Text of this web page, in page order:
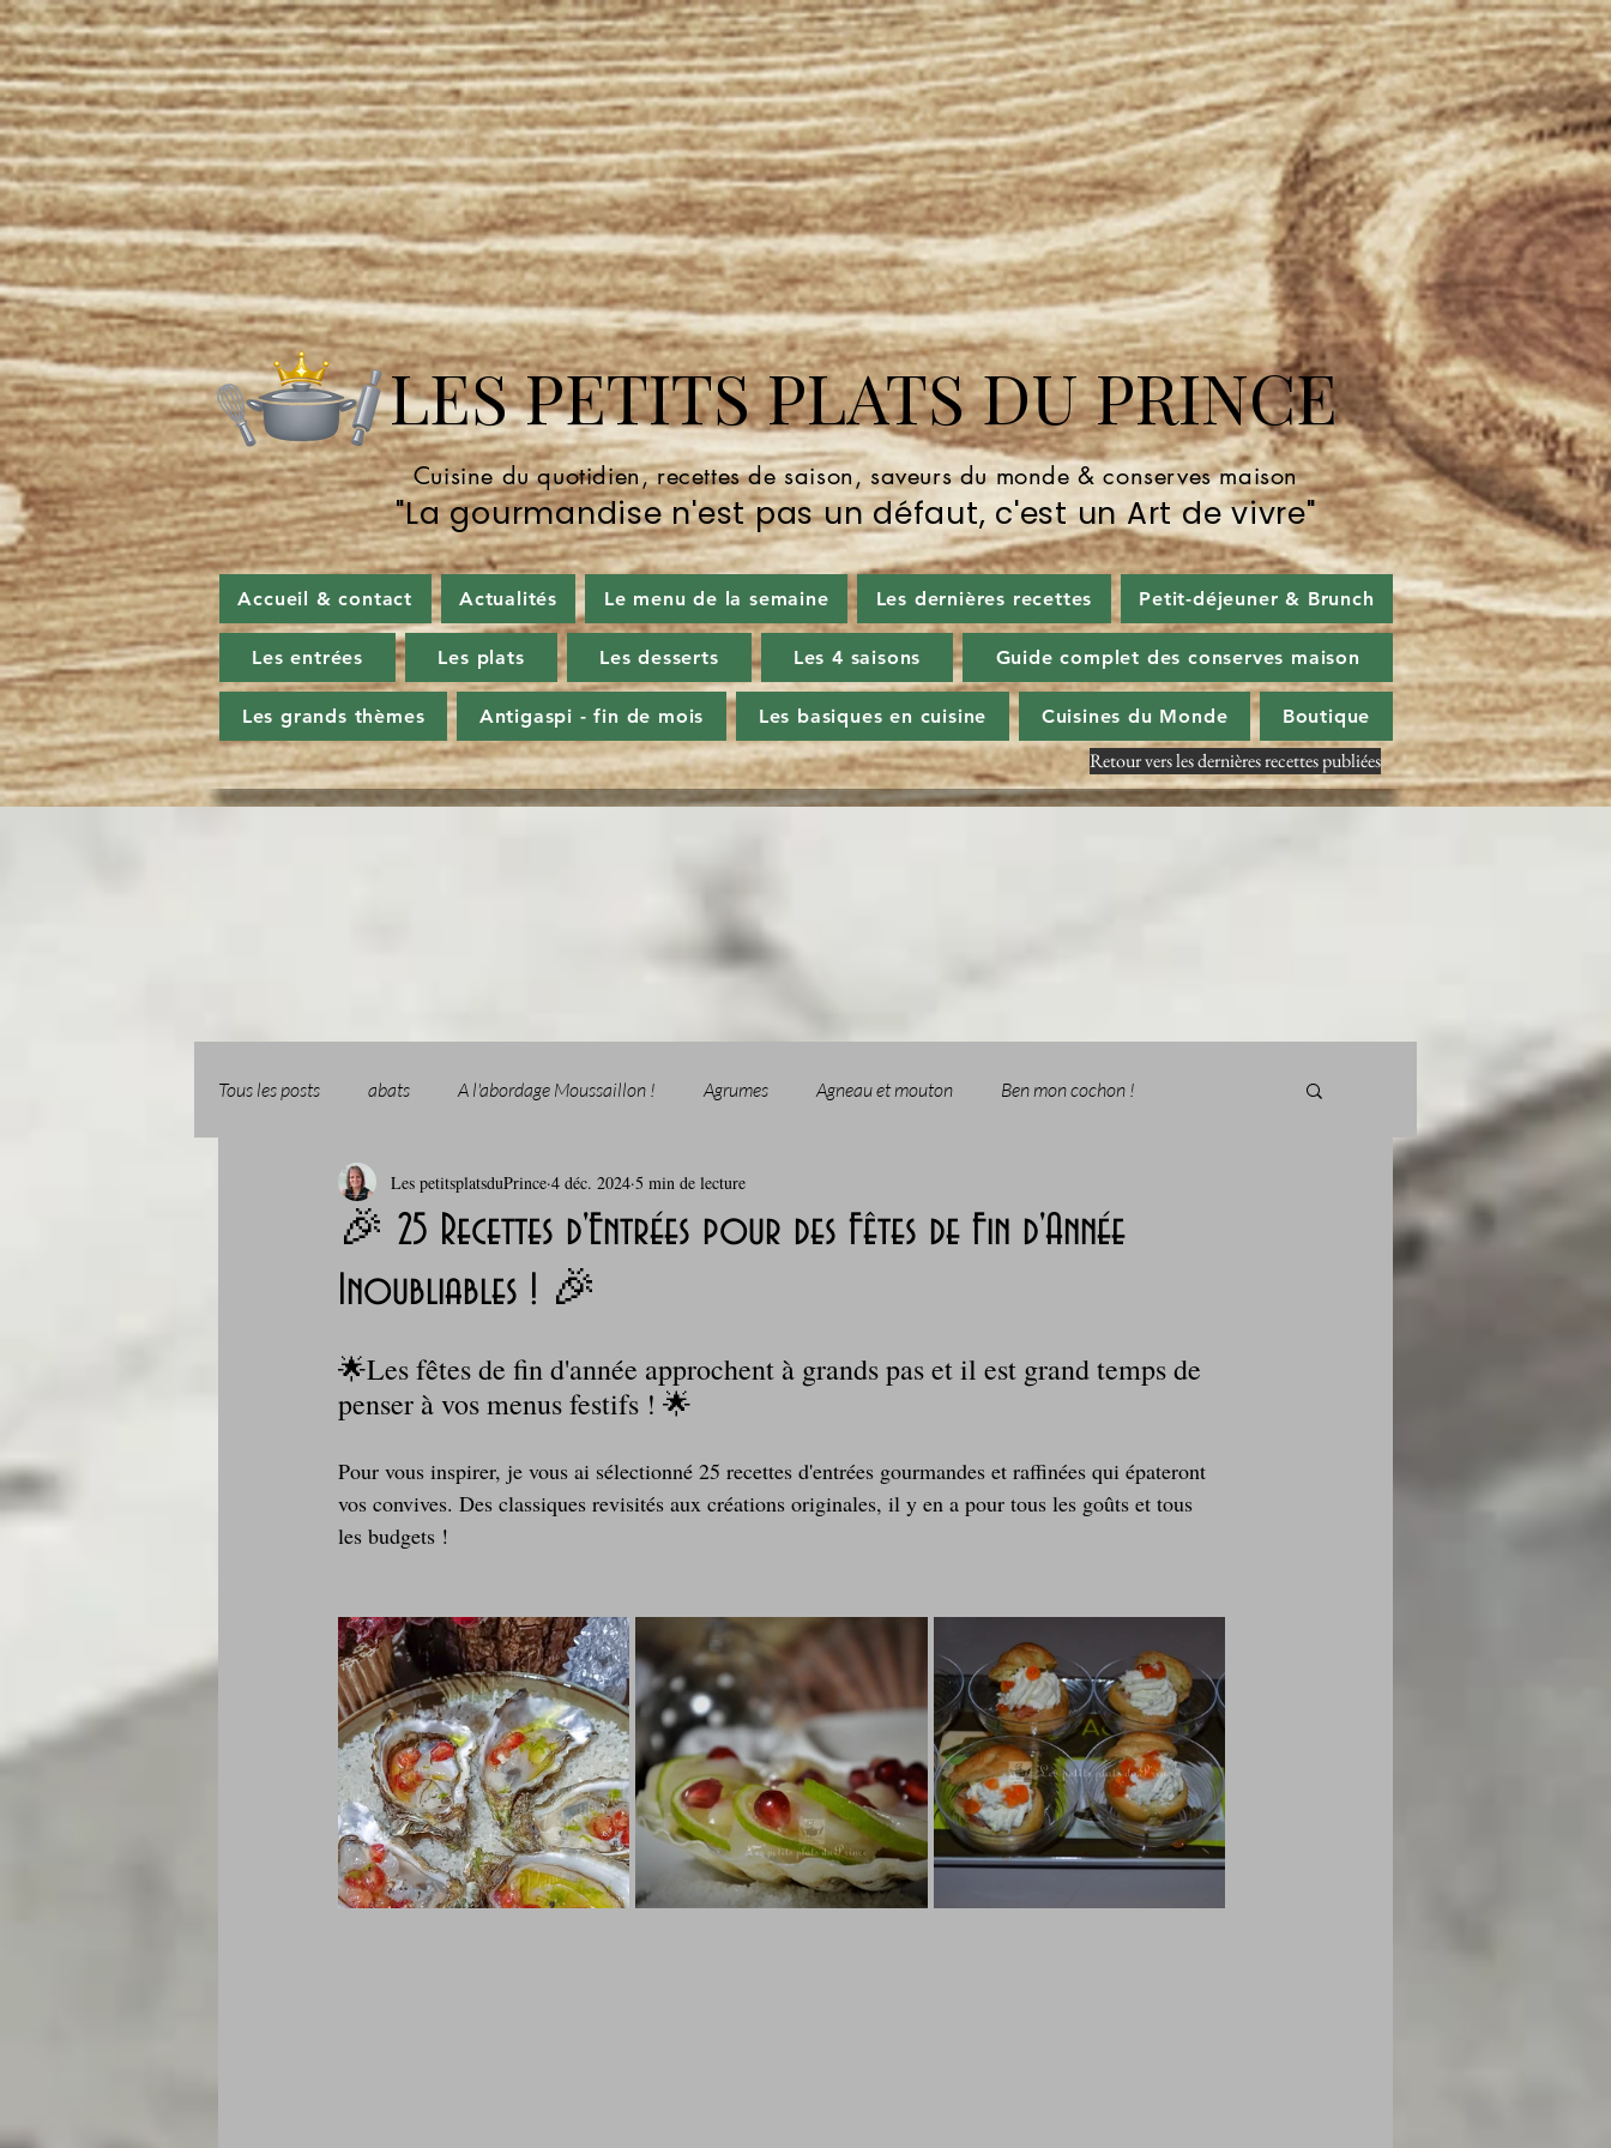
LES PETITS PLATS DU PRINCE
Cuisine du quotidien, recettes de saison, saveurs du monde & conserves maison
"La gourmandise n'est pas un défaut, c'est un Art de vivre"
Accueil & contact Actualités Le menu de la semaine Les dernières recettes Petit-déjeuner & Brunch
Les entrées Les plats Les desserts Les 4 saisons Guide complet des conserves maison
Les grands thèmes Antigaspi - fin de mois Les basiques en cuisine Cuisines du Monde Boutique
Retour vers les dernières recettes publiées
Tous les posts abats A l'abordage Moussaillon ! Agrumes Agneau et mouton Ben mon cochon !
Boissons et cocktails Boulangerie Breakfast c'est la rentrée !
Comfort food, les recettes doudou Coquillages et crustacés
Cuisine du Camping Déjeuner sur l'herbe Desserts - glaces - pâtisserie Finger food, snack Foire au vin
Fondus de chocolat fruits à coque Garden Party - buffet - Verrines Gâteau d'anniversaire
Je mange au bureau : gamelle, bento Laitages La Montagne ça nous gagne !
🎉 25 Recettes d'Entrées pour des Fêtes de Fin d'Année
Inoubliables ! 🎉
Les petitsplatsduPrince 4 déc. 2024 5 min de lecture
🌟Les fêtes de fin d'année approchent à grands pas et il est grand temps de
penser à vos menus festifs ! 🌟
Pour vous inspirer, je vous ai sélectionné 25 recettes d'entrées gourmandes et raffinées qui épateront
vos convives. Des classiques revisités aux créations originales, il y en a pour tous les goûts et tous
les budgets !